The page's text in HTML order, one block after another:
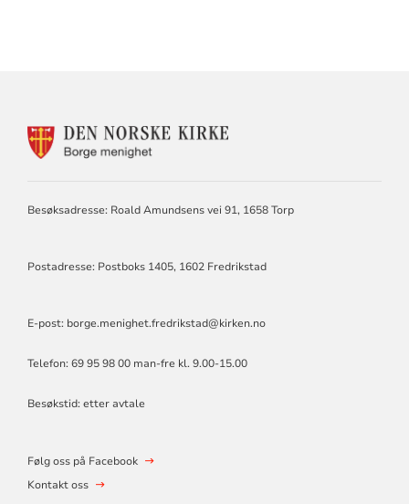
KONTAKTINFORMASJON
Besøksadresse: Roald Amundsens vei 91, 1658 Torp
Postadresse: Postboks 1405, 1602 Fredrikstad
E-post: borge.menighet.fredrikstad@kirken.no
Telefon: 69 95 98 00 man-fre kl. 9.00-15.00
Besøkstid: etter avtale
Følg oss på Facebook
Kontakt oss